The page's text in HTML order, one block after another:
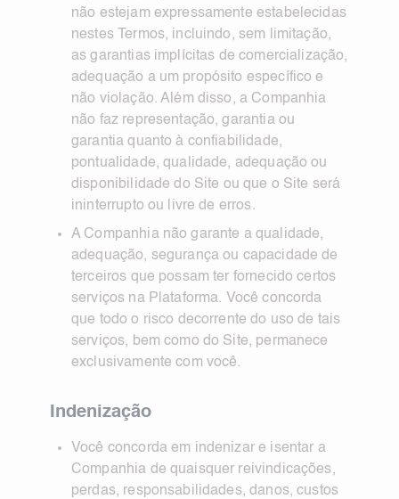
não estejam expressamente estabelecidas
nestes Termos, incluindo, sem limitação,
as garantias implícitas de comercialização,
adequação a um propósito específico e
não violação. Além disso, a Companhia
não faz representação, garantia ou
garantia quanto à confiabilidade,
pontualidade, qualidade, adequação ou
disponibilidade do Site ou que o Site será
ininterrupto ou livre de erros.
A Companhia não garante a qualidade,
adequação, segurança ou capacidade de
terceiros que possam ter fornecido certos
serviços na Plataforma. Você concorda
que todo o risco decorrente do uso de tais
serviços, bem como do Site, permanece
exclusivamente com você.
Indenização
Você concorda em indenizar e isentar a
Companhia de quaisquer reivindicações,
perdas, responsabilidades, danos, custos